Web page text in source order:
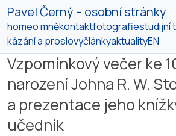
Pavel Černý – osobní stránky
homeo mněkontaktfotografiestudijní
kázání a proslovyčlánkyaktualityEN
Vzpomínkový večer ke
narození Johna R. W.
a prezentace jeho
učedník